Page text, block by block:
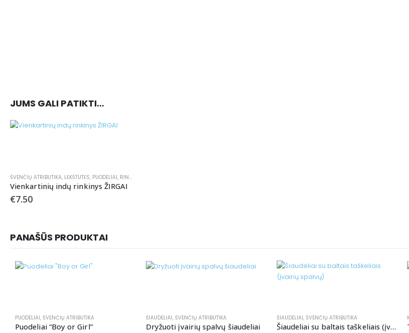
JUMS GALI PATIKTI…
ŠVENČIŲ ATRIBUTIKA, LĖKŠTUTĖS, PUODELIAI, RINKINIAI
Vienkartinių indų rinkinys ŽIRGAI
€7.50
PANAŠŪS PRODUKTAI
PUODELIAI, ŠVENČIŲ ATRIBUTIKA
Puodeliai “Boy or Girl”
ŠIAUDELIAI, ŠVENČIŲ ATRIBUTIKA
Dryžuoti įvairių spalvų šiaudeliai
ŠIAUDELIAI, ŠVENČIŲ ATRIBUTIKA
Šiaudeliai su baltais taškeliais (įvairių spalvų)